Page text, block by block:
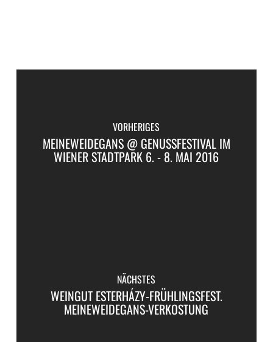
VORHERIGES
MEINEWEIDEGANS @ GENUSSFESTIVAL IM
WIENER STADTPARK 6. - 8. MAI 2016
NÄCHSTES
WEINGUT ESTERHÁZY-FRÜHLINGSFEST.
MEINEWEIDEGANS-VERKOSTUNG